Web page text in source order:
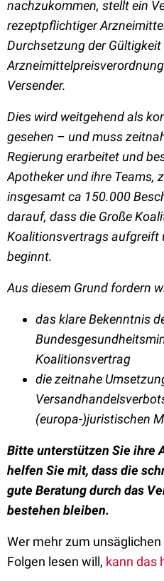
nachzukommen, stellt ein
rezeptpflichtiger
Durchsetzung der Gültigkeit
Versender.
Dies wird weitgehend als
gesehen – und muss
Regierung erarbeitet und
Apotheker und ihre Teams,
insgesamt ca 150.000
darauf, dass die Große
Koalitionsvertrags aufgreift
beginnt.
Aus diesem Grund fordern
das klare Bekenntnis
Koalitionsvertrag
die zeitnahe
(europa-)juristischen
Bitte unterstützen Sie ihre
helfen Sie mit, dass die
gute Beratung durch das
bestehen bleiben.
Wer mehr zum unsäglichen
Folgen lesen will, kann das